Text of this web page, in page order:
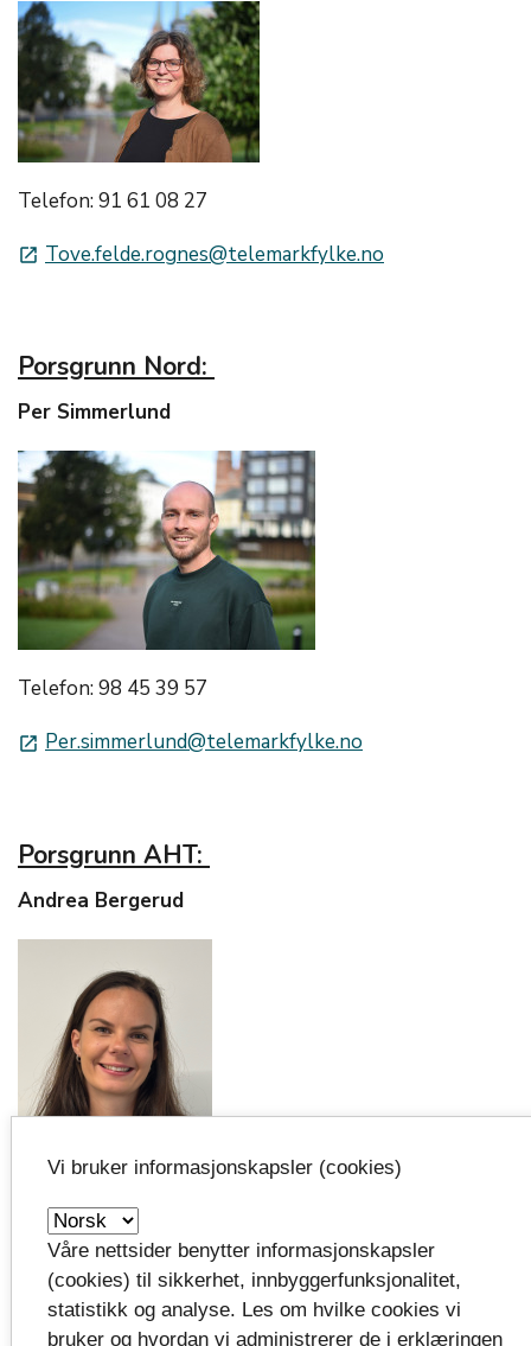
Telefon: 91 61 08 27
launch Tove.felde.rognes@telemarkfylke.no
Porsgrunn Nord:
Per Simmerlund
Telefon: 98 45 39 57
launch Per.simmerlund@telemarkfylke.no
Porsgrunn AHT:
Andrea Bergerud
Telefon: 46 45 00 55
andrea.bergerud@telemarkfylke.no
Vi bruker informasjonskapsler (cookies)
Våre nettsider benytter informasjonskapsler
(cookies) til sikkerhet, innbyggerfunksjonalitet,
statistikk og analyse. Les om hvilke cookies vi
bruker og hvordan vi administrerer de i erklæringen